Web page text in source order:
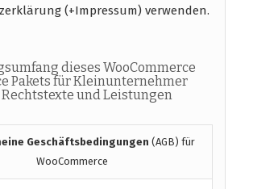
(+Impressum) verwenden.
dieses WooCommerce
Pakets für Kleinunternehmer
und Leistungen
Geschäftsbedingungen (AGB) für
WooCommerce